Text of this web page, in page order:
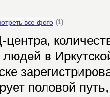
все фото (1)
в
половой